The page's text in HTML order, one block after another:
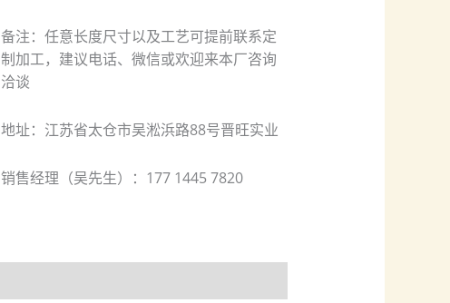
备注：任意长度尺寸以及工艺可提前联系定
制加工，建议电话、微信或欢迎来本厂咨询
洽谈
地址：江苏省太仓市吴淞浜路88号晋旺实业
销售经理（吴先生）：177 1445 7820